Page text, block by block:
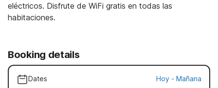
eléctricos. Disfrute de WiFi gratis en todas las
habitaciones.
Booking details
Dates Hoy - Mañana